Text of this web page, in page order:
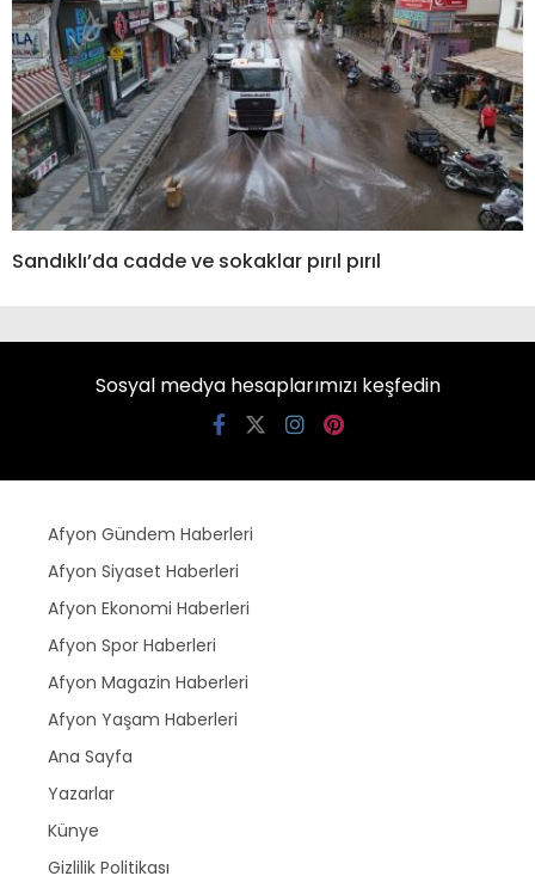
Sandıklı’da cadde ve sokaklar pırıl pırıl
Sosyal medya hesaplarımızı keşfedin
Afyon Gündem Haberleri
Afyon Siyaset Haberleri
Afyon Ekonomi Haberleri
Afyon Spor Haberleri
Afyon Magazin Haberleri
Afyon Yaşam Haberleri
Ana Sayfa
Yazarlar
Künye
Gizlilik Politikası